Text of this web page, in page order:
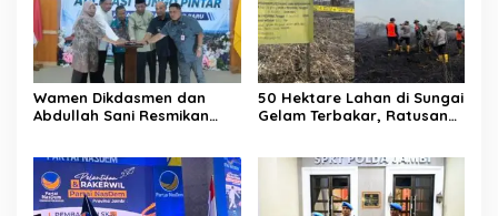
Wamen Dikdasmen dan
Abdullah Sani Resmikan
Jambi
50 Hektare Lahan di Sungai
Gelam Terbakar, Ratusan
Lakukan Pemadaman